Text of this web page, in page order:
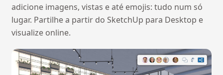
adicione imagens, vistas e até emojis: tudo num só
lugar. Partilhe a partir do SketchUp para Desktop e
visualize online.